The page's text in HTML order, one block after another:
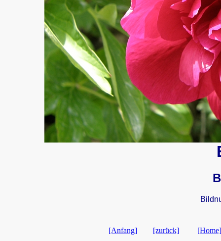
[Anfang] [zurück] [Home]